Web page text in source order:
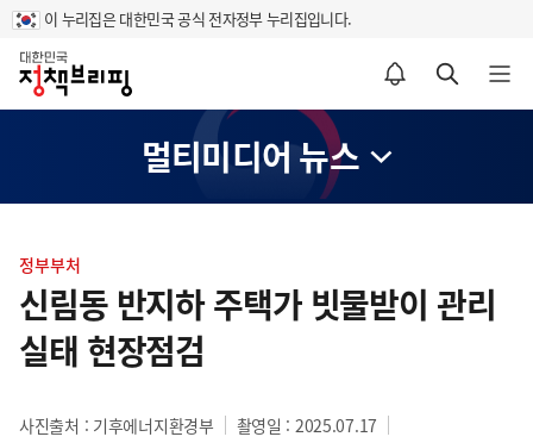
이 누리집은 대한민국 공식 전자정부 누리집입니다.
홈
알림설정 바로가기 검색 바로가기 메뉴 열기
멀티미디어 뉴스
텐
츠
역
정부부처
신림동 반지하 주택가 빗물받이 관리
실태 현장점검
사진출처 : 기후에너지환경부
촬영일 : 2025.07.17